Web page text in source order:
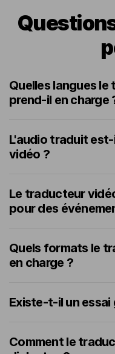
Quelles langues
prend-il en charge
L'audio traduit
vidéo ?
Le traducteur
pour des
Quels formats le
en charge ?
Existe-t-il un
Comment le